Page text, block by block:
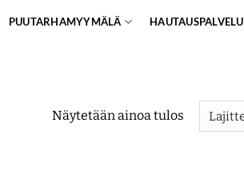
PUUTARHAMYYMÄLÄ HAUTAUSPALVELU
Näytetään ainoa tulos